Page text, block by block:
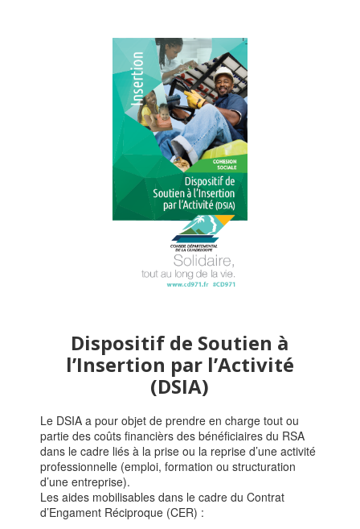
Dispositif de Soutien à
l’Insertion par l’Activité
(DSIA)
Le DSIA a pour objet de prendre en charge tout ou
partie des coûts financièrs des bénéficiaires du RSA
dans le cadre liés à la prise ou la reprise d’une activité
professionnelle (emploi, formation ou structuration
d’une entreprise).
Les aides mobilisables dans le cadre du Contrat
d’Engament Réciproque (CER) :